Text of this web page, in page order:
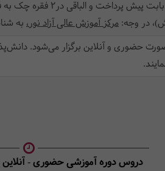
در وجه: مرکز آموزش عالی آزاد نور،به شناسه
حضوری و آنلاین برگزار می‌شود.
دروس دوره آموزشی حضوری - آنلاین